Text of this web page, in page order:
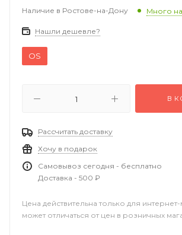
Наличие в Ростове-на-Дону Много
Нашли дешевле?
OS
В
Рассчитать доставку
Хочу в подарок
Самовывоз сегодня - бесплатно
Доставка - 500 ₽
Цена действительна только для
может отличаться от цен в розничных